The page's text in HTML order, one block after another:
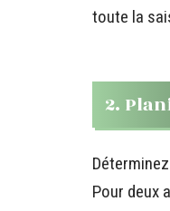
toute la
2.
Pour deux